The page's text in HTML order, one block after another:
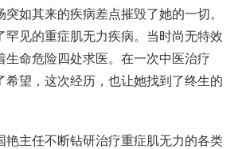
如其来的疾病差点摧毁了她的一切。
罕见的重症肌无力疾病。当时尚无特效
生命危险四处求医。在一次中医治疗
希望，这次经历，也让她找到了终生的
艳主任不断钻研治疗重症肌无力的各类